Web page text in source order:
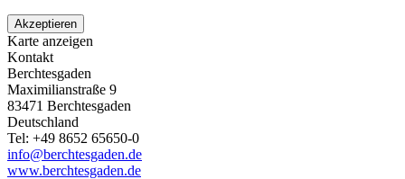
Akzeptieren
Karte anzeigen
Kontakt
Berchtesgaden
Maximilianstraße 9
83471 Berchtesgaden
Deutschland
Tel: +49 8652 65650-0
info@berchtesgaden.de
www.berchtesgaden.de